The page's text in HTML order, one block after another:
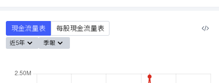
現金流量表 每股現金流量表
近5年 季報